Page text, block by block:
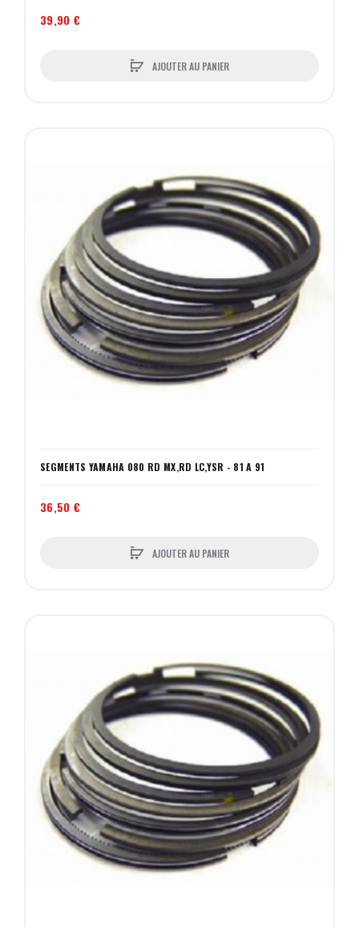
39,90 €
AJOUTER AU PANIER
SEGMENTS YAMAHA 080 RD MX,RD LC,YSR - 81 A 91
36,50 €
AJOUTER AU PANIER